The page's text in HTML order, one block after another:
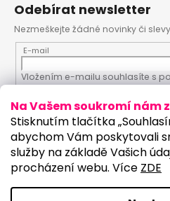
Na Vašem soukromí nám
Stisknutím tlačítka
abychom Vám poskytovali
služby na základě Vašich
procházení webu. Více ZDE
Odebírat newsletter
Nezmeškejte žádné novinky či
E-mail
Vložením e-mailu souhlasíte s
osobních údajů
PŘIHLÁSIT SE
Vytvořil Shoptet